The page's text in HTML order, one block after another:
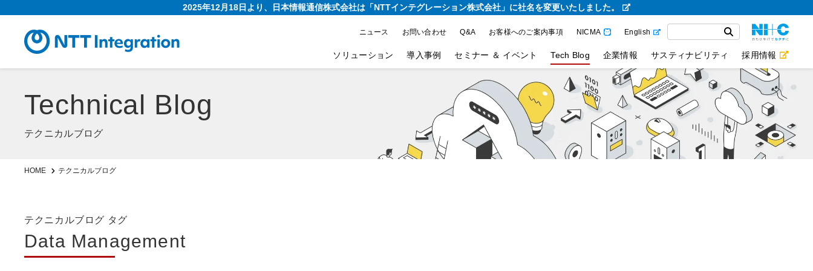
2025年12月18日より、日本情報通信株式会社は「NTTインテグレーション株式会社」に社名を変更いたしました。
ニュース お問い合わせ Q&A お客様へのご案内事項 NICMA English
ソリューション 導入事例 セミナー ＆ イベント Tech Blog 企業情報 サスティナビリティ 採用情報
Technical Blog
テクニカルブログ
HOME テクニカルブログ
テクニカルブログ タグ
Data Management